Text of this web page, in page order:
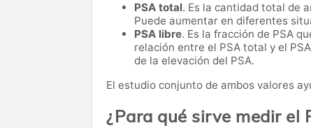
PSA total. Es la cantidad total de
Puede aumentar en diferentes
PSA libre. Es la fracción de PSA
relación entre el PSA total y el
de la elevación del PSA.
El estudio conjunto de ambos valores
¿Para qué sirve medir el